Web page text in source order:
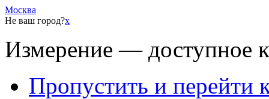
Москва
Не ваш город?x
Измерение — доступное
Пропустить и перейти